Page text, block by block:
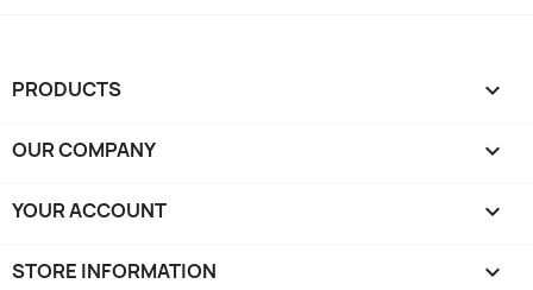
PRODUCTS 
OUR COMPANY 
YOUR ACCOUNT 
STORE INFORMATION keyboard_arrow_down